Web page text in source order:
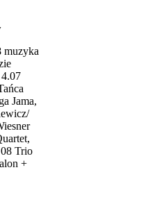
muzyka
Jama,
Trio
+